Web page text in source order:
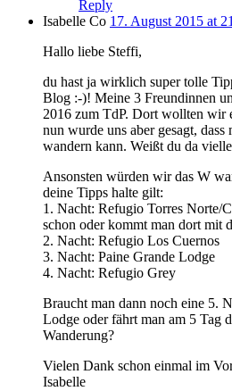
Reply
Isabelle Co 17. August 2015 at
Hallo liebe Steffi,
du hast ja wirklich super tolle
Blog :-)! Meine 3 Freundinnen
2016 zum TdP. Dort wollten wir
nun wurde uns aber gesagt,
wandern kann. Weißt du da
Ansonsten würden wir das W
deine Tipps halte gilt:
1. Nacht: Refugio Torres Norte/
schon oder kommt man dort mit
2. Nacht: Refugio Los Cuernos
3. Nacht: Paine Grande Lodge
4. Nacht: Refugio Grey
Braucht man dann noch eine 5.
Lodge oder fährt man am 5 Tag
Wanderung?
Vielen Dank schon einmal im
Isabelle